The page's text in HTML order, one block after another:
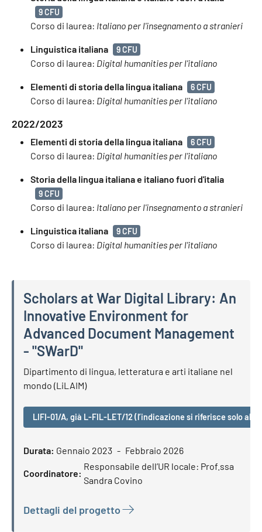
9 CFU
Corso di laurea: Italiano per l'insegnamento a stranieri
Linguistica italiana 9 CFU
Corso di laurea: Digital humanities per l'italiano
Elementi di storia della lingua italiana 6 CFU
Corso di laurea: Digital humanities per l'italiano
2022/2023
Elementi di storia della lingua italiana 6 CFU
Corso di laurea: Digital humanities per l'italiano
Storia della lingua italiana e italiano fuori d'italia
9 CFU
Corso di laurea: Italiano per l'insegnamento a stranieri
Linguistica italiana 9 CFU
Corso di laurea: Digital humanities per l'italiano
Scholars at War Digital Library: An
Innovative Environment for
Advanced Document Management
- "SWarD"
Scholars at War Digital Library: An Innovative
Dipartimento di lingua, letteratura e arti italiane nel
mondo (LiLAIM)
LIFI-01/A, già L-FIL-LET/12 (l’indicazione si riferisce solo
Durata: Gennaio 2023 Febbraio 2026
Coordinatore:
Responsabile dell’UR locale: Prof.ssa
Sandra Covino
Dettagli del progetto